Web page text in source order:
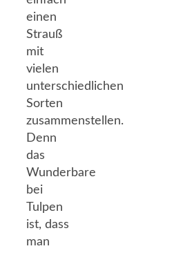
einen
Strauß
mit
vielen
unterschiedlichen
Sorten
zusammenstellen.
Denn
das
Wunderbare
bei
Tulpen
ist, dass
man